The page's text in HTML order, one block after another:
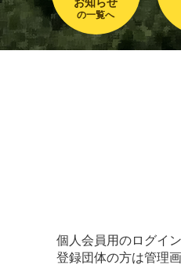
の一覧へ
個人会員用のログイ
登録団体の方は管理